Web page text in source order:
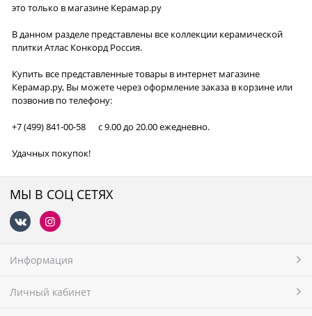
это только в магазине Керамар.ру
В данном разделе представлены все коллекции керамической
плитки Атлас Конкорд Россия.
Купить все представленные товары в интернет магазине
Керамар.ру, Вы можете через оформление заказа в корзине или
позвонив по телефону:
+7 (499) 841-00-58 с 9.00 до 20.00 ежедневно.
Удачных покупок!
МЫ В СОЦ СЕТЯХ
Информация
Личный кабинет